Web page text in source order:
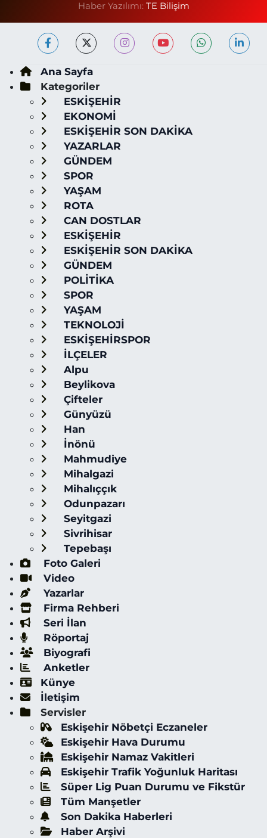
Haber Yazılımı: TE Bilişim
Ana Sayfa
Kategoriler
ESKİŞEHİR
EKONOMİ
ESKİŞEHİR SON DAKİKA
YAZARLAR
GÜNDEM
SPOR
YAŞAM
ROTA
CAN DOSTLAR
ESKİŞEHİR
ESKİŞEHİR SON DAKİKA
GÜNDEM
POLİTİKA
SPOR
YAŞAM
TEKNOLOJİ
ESKİŞEHİRSPOR
İLÇELER
Alpu
Beylikova
Çifteler
Günyüzü
Han
İnönü
Mahmudiye
Mihalgazi
Mihalıççık
Odunpazarı
Seyitgazi
Sivrihisar
Tepebaşı
Foto Galeri
Video
Yazarlar
Firma Rehberi
Seri İlan
Röportaj
Biyografi
Anketler
Künye
İletişim
Servisler
Eskişehir Nöbetçi Eczaneler
Eskişehir Hava Durumu
Eskişehir Namaz Vakitleri
Eskişehir Trafik Yoğunluk Haritası
Süper Lig Puan Durumu ve Fikstür
Tüm Manşetler
Son Dakika Haberleri
Haber Arşivi